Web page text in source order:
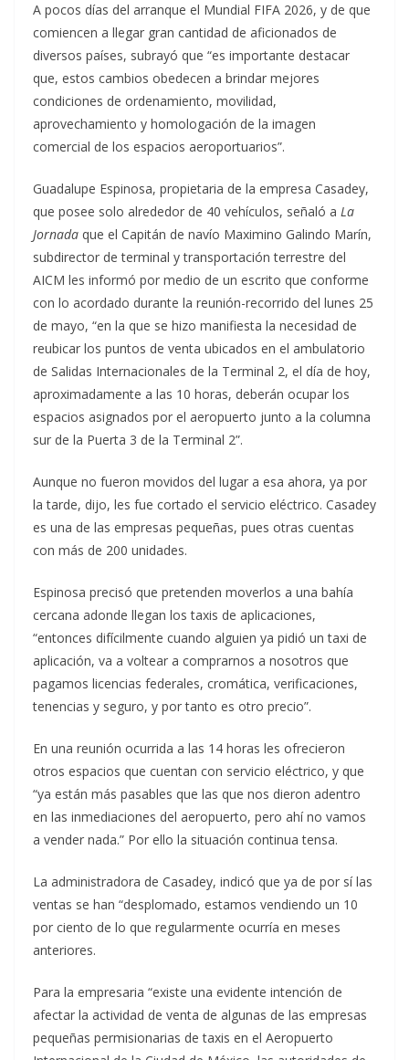
A pocos días del arranque el Mundial FIFA 2026, y de que
comiencen a llegar gran cantidad de aficionados de
diversos países, subrayó que “es importante destacar
que, estos cambios obedecen a brindar mejores
condiciones de ordenamiento, movilidad,
aprovechamiento y homologación de la imagen
comercial de los espacios aeroportuarios”.
Guadalupe Espinosa, propietaria de la empresa Casadey,
que posee solo alrededor de 40 vehículos, señaló a La
Jornada que el Capitán de navío Maximino Galindo Marín,
subdirector de terminal y transportación terrestre del
AICM les informó por medio de un escrito que conforme
con lo acordado durante la reunión-recorrido del lunes 25
de mayo, “en la que se hizo manifiesta la necesidad de
reubicar los puntos de venta ubicados en el ambulatorio
de Salidas Internacionales de la Terminal 2, el día de hoy,
aproximadamente a las 10 horas, deberán ocupar los
espacios asignados por el aeropuerto junto a la columna
sur de la Puerta 3 de la Terminal 2”.
Aunque no fueron movidos del lugar a esa ahora, ya por
la tarde, dijo, les fue cortado el servicio eléctrico. Casadey
es una de las empresas pequeñas, pues otras cuentas
con más de 200 unidades.
Espinosa precisó que pretenden moverlos a una bahía
cercana adonde llegan los taxis de aplicaciones,
“entonces difícilmente cuando alguien ya pidió un taxi de
aplicación, va a voltear a comprarnos a nosotros que
pagamos licencias federales, cromática, verificaciones,
tenencias y seguro, y por tanto es otro precio”.
En una reunión ocurrida a las 14 horas les ofrecieron
otros espacios que cuentan con servicio eléctrico, y que
“ya están más pasables que las que nos dieron adentro
en las inmediaciones del aeropuerto, pero ahí no vamos
a vender nada.” Por ello la situación continua tensa.
La administradora de Casadey, indicó que ya de por sí las
ventas se han “desplomado, estamos vendiendo un 10
por ciento de lo que regularmente ocurría en meses
anteriores.
Para la empresaria “existe una evidente intención de
afectar la actividad de venta de algunas de las empresas
pequeñas permisionarias de taxis en el Aeropuerto